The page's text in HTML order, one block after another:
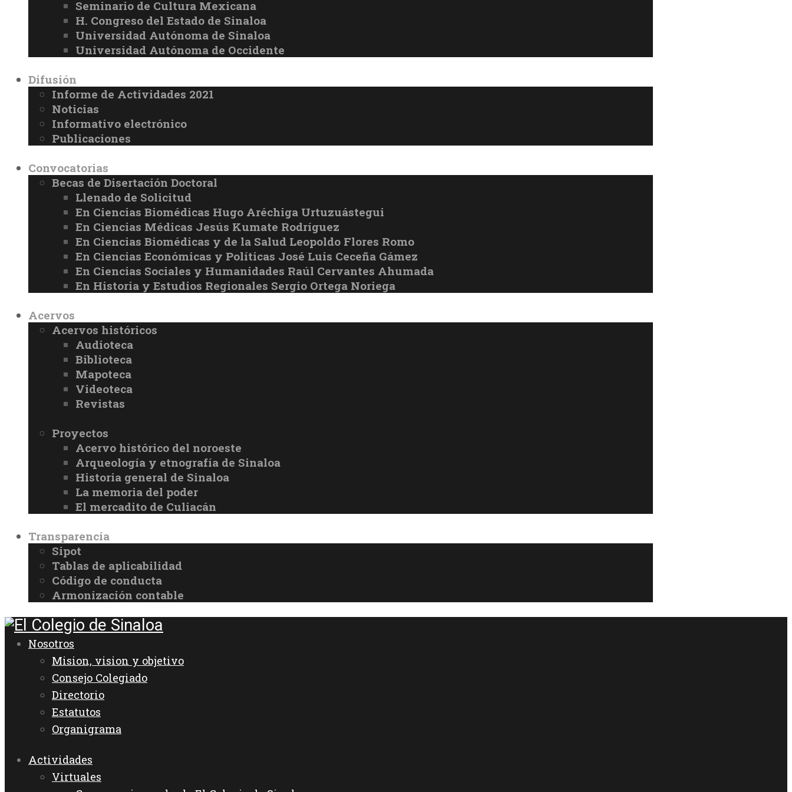
Seminario de Cultura Mexicana
H. Congreso del Estado de Sinaloa
Universidad Autónoma de Sinaloa
Universidad Autónoma de Occidente
Difusión
Informe de Actividades 2021
Noticias
Informativo electrónico
Publicaciones
Convocatorias
Becas de Disertación Doctoral
Llenado de Solicitud
En Ciencias Biomédicas Hugo Aréchiga Urtuzuástegui
En Ciencias Médicas Jesús Kumate Rodríguez
En Ciencias Biomédicas y de la Salud Leopoldo Flores Romo
En Ciencias Económicas y Políticas José Luis Ceceña Gámez
En Ciencias Sociales y Humanidades Raúl Cervantes Ahumada
En Historia y Estudios Regionales Sergio Ortega Noriega
Acervos
Acervos históricos
Audioteca
Biblioteca
Mapoteca
Videoteca
Revistas
Proyectos
Acervo histórico del noroeste
Arqueología y etnografía de Sinaloa
Historia general de Sinaloa
La memoria del poder
El mercadito de Culiacán
Transparencia
Sipot
Tablas de aplicabilidad
Código de conducta
Armonización contable
Nosotros
Mision, vision y objetivo
Consejo Colegiado
Directorio
Estatutos
Organigrama
Actividades
Virtuales